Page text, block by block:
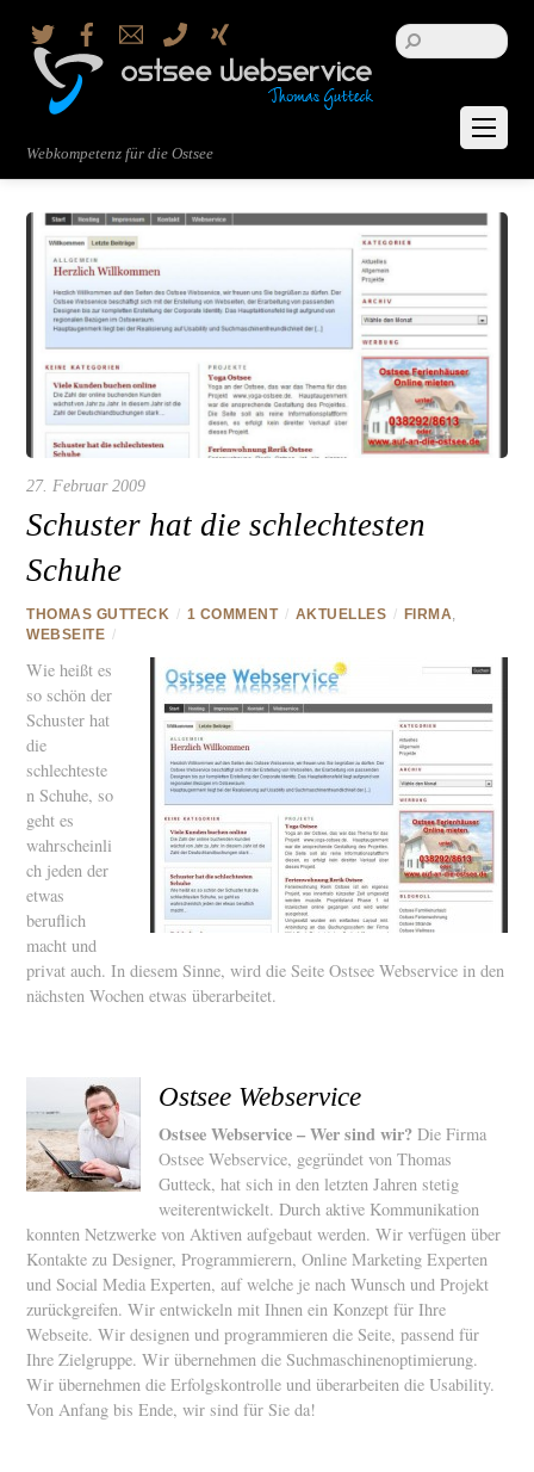
Webkompetenz für die Ostsee
Twitter FacebookEmail Telefon
27. Februar 2009
Schuster hat die schlechtesten
Schuhe
THOMAS GUTTECK / 1 COMMENT / AKTUELLES / FIRMA,
WEBSEITE /
Wie heißt es
so schön der
Schuster hat
die
schlechteste
n Schuhe, so
geht es
wahrscheinli
ch jeden der
etwas
beruflich
macht und
privat auch. In diesem Sinne, wird die Seite Ostsee Webservice in den
nächsten Wochen etwas überarbeitet.
Ostsee Webservice
Ostsee Webservice – Wer sind wir? Die Firma
Ostsee Webservice, gegründet von Thomas
Gutteck, hat sich in den letzten Jahren stetig
weiterentwickelt. Durch aktive Kommunikation
konnten Netzwerke von Aktiven aufgebaut werden. Wir verfügen über
Kontakte zu Designer, Programmierern, Online Marketing Experten
und Social Media Experten, auf welche je nach Wunsch und Projekt
zurückgreifen. Wir entwickeln mit Ihnen ein Konzept für Ihre
Webseite. Wir designen und programmieren die Seite, passend für
Ihre Zielgruppe. Wir übernehmen die Suchmaschinenoptimierung.
Wir übernehmen die Erfolgskontrolle und überarbeiten die Usability.
Von Anfang bis Ende, wir sind für Sie da!